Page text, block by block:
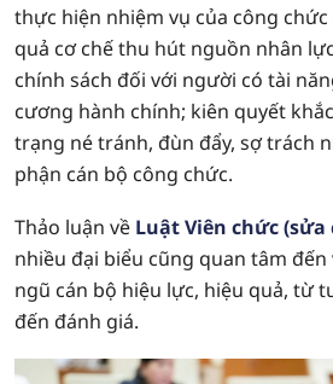
thực hiện nhiệm vụ của công chức
quả cơ chế thu hút nguồn nhân
chính sách đối với người có tài
cương hành chính; kiên quyết
trạng né tránh, đùn đẩy, sợ trách
phận cán bộ công chức.
Thảo luận về Luật Viên chức (sửa
nhiều đại biểu cũng quan tâm đến
ngũ cán bộ hiệu lực, hiệu quả, từ
đến đánh giá.